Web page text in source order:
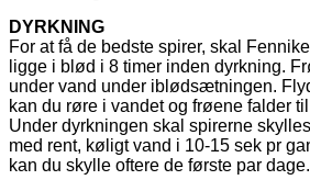
DYRKNING
For at få de bedste spirer, skal
ligge i blød i 8 timer inden dyrkning.
under vand under iblødsætningen.
kan du røre i vandet og frøene falder
Under dyrkningen skal spirerne
med rent, køligt vand i 10-15 sek pr
kan du skylle oftere de første par dage.